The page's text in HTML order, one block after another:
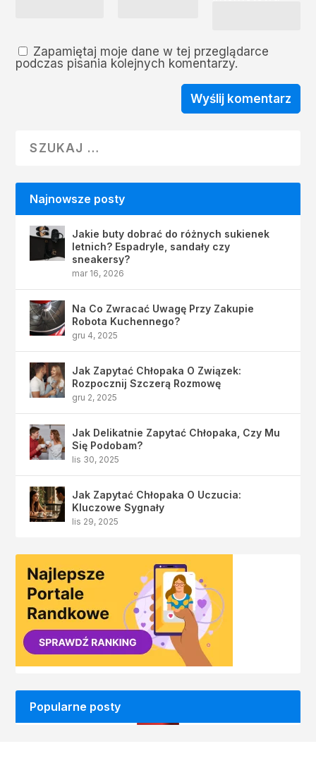
Zapamiętaj moje dane w tej przeglądarce
podczas pisania kolejnych komentarzy.
Najnowsze posty
Jakie buty dobrać do różnych sukienek
letnich? Espadryle, sandały czy
sneakersy?
mar 16, 2026
Na Co Zwracać Uwagę Przy Zakupie
Robota Kuchennego?
gru 4, 2025
Jak Zapytać Chłopaka O Związek:
Rozpocznij Szczerą Rozmowę
gru 2, 2025
Jak Delikatnie Zapytać Chłopaka, Czy Mu
Się Podobam?
lis 30, 2025
Jak Zapytać Chłopaka O Uczucia:
Kluczowe Sygnały
lis 29, 2025
Popularne posty